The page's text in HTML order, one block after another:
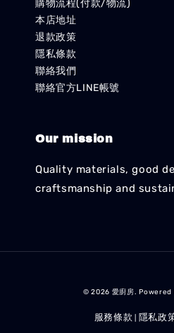
購物流程(付款/物流)
本店地址
退款政策
隱私條款
聯絡我們
聯絡官方LINE帳號
Our mission
Quality materials, good
craftsmanship and
© 2026 愛廚房. Powered
服務條款 隱私政